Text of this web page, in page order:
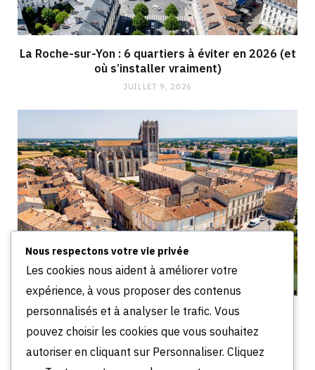
La Roche-sur-Yon : 6 quartiers à éviter en 2026 (et
où s’installer vraiment)
JUILLET 9, 2026
Narbonne : 4 quartiers à éviter absolument en
2026 (et où s’installer)
JUILLET 9, 2026
Nous respectons votre vie privée
Les cookies nous aident à améliorer votre
expérience, à vous proposer des contenus
personnalisés et à analyser le trafic. Vous
pouvez choisir les cookies que vous souhaitez
autoriser en cliquant sur Personnaliser. Cliquez